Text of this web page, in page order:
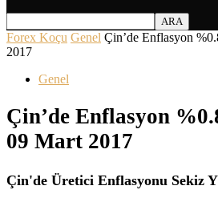
Forex Koçu Genel Çin’de Enflasyon
2017
Genel
Çin’de Enflasyon
09 Mart 2017
Çin'de Üretici Enflasyonu Sekiz